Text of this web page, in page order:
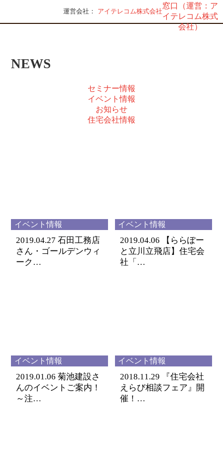
運営会社： アイテレコム株式会社
NEWS
セミナー情報
イベント情報
お知らせ
住宅会社情報
イベント情報
2019.04.27 石田工務店
さん・ゴールデンウィ
ーク…
イベント情報
2019.04.06 【ららぽー
と立川立飛店】住宅会
社「…
イベント情報
2019.01.06 菊池建設さ
んのイベントご案内！
～注…
イベント情報
2018.11.29 『住宅会社
えらび相談フェア』開
催！…